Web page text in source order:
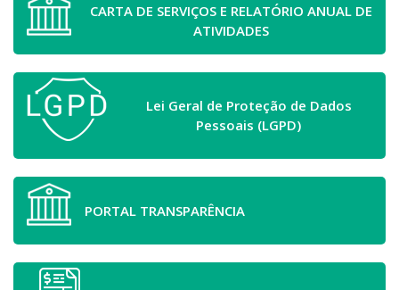
CARTA DE SERVIÇOS E RELATÓRIO ANUAL DE
ATIVIDADES
Lei Geral de Proteção de Dados
Pessoais (LGPD)
PORTAL TRANSPARÊNCIA